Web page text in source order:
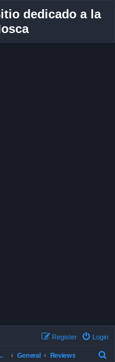
dedicado a la
Login
Register
en Chile General Reviews